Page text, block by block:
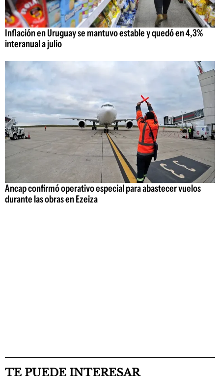
Inflación en Uruguay se mantuvo estable y quedó en 4,3%
interanual a julio
Ancap confirmó operativo especial para abastecer vuelos
durante las obras en Ezeiza
TE PUEDE INTERESAR